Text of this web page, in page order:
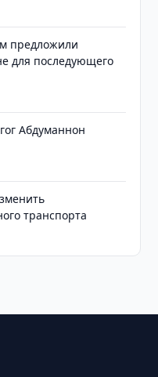
предложили
для последующего
Абдуманнон
транспорта